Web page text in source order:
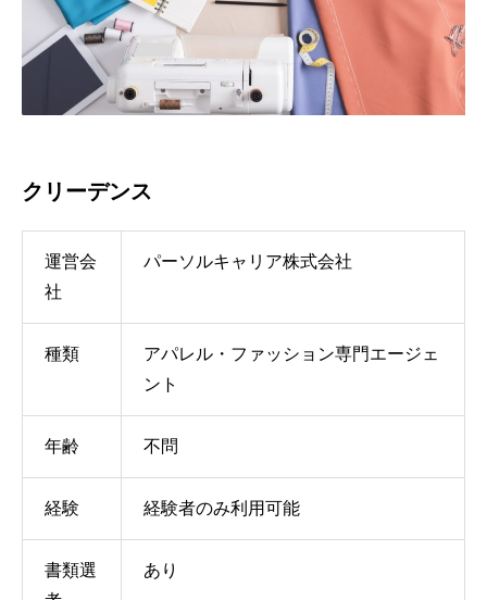
クリーデンス
運営会
社
パーソルキャリア株式会社
種類
アパレル・ファッション専門エージェ
ント
年齢 不問
経験 経験者のみ利用可能
書類選
あり